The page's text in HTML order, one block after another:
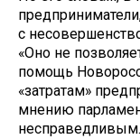
с
«Оно не
помощь
«затратам»
мнению
несправедливым.